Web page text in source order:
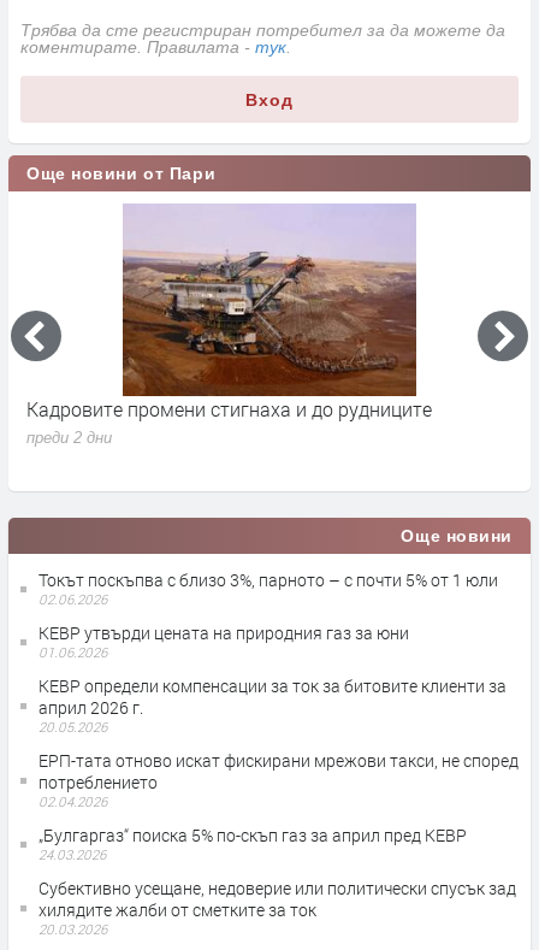
Трябва да сте регистриран потребител за да можете да
коментирате. Правилата - тук
Вход
Още новини от Пари
Кадровите промени стигнаха и до рудниците
преди 2 дни
Още новини
Токът поскъпва с близо 3%, парното – с почти 5% от 1 юли
02.06.2026
КЕВР утвърди цената на природния газ за юни
01.06.2026
КЕВР определи компенсации за ток за битовите клиенти за
април 2026 г.
20.05.2026
ЕРП-тата отново искат фискирани мрежови такси, не според
потреблението
02.04.2026
„Булгаргаз“ поиска 5% по-скъп газ за април пред КЕВР
24.03.2026
Субективно усещане, недоверие или политически спусък зад
хилядите жалби от сметките за ток
20.03.2026